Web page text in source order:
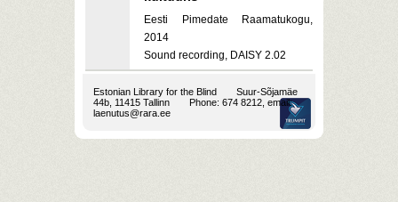
Eesti Pimedate Raamatukogu,
2014
Sound recording, DAISY 2.02
Estonian Library for the Blind
Suur-Sõjamäe
44b, 11415 Tallinn
Phone: 674 8212, email:
laenutus@rara.ee